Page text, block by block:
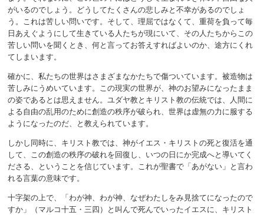
がいるのでしょう。どうしてたくさんの悲しみと不幸があるのでしょ
う。これは苦しい問いです。そして、理屈ではなくて、重荷を負って毎
日あえぐようにして生きている人たちが現にいて、その人たちからこの
苦しい問いを聞くとき、何と言ってお答えすればよいのか、途方にくれ
てしまいます。
確かに、私たちの世界はさまざまなかたちで傷ついています。被造物は
苦しみにうめいています。この現実の世界が、神のお望みになったまま
の姿であるとは思えません。ユダヤ教とキリスト教の伝統では、人間に
よる自由の乱用のために創造の秩序が破られ、世界は虚無の力に服する
ようになったのだ、と教えられています。
しかし同時に、キリスト教では、神がイエス・キリストの死と復活を通
して、この創造の秩序の破れを回復し、いつの日にか完成へと導いてく
ださる、ということを信じています。これが聖書で「あがない」と言わ
れる言葉の意味です。
十字架の上で、「わが神、わが神、なぜわたしをみ見捨てになったので
すか」（マルコ十五・三四）と叫んで死んでいったイエスに、キリスト